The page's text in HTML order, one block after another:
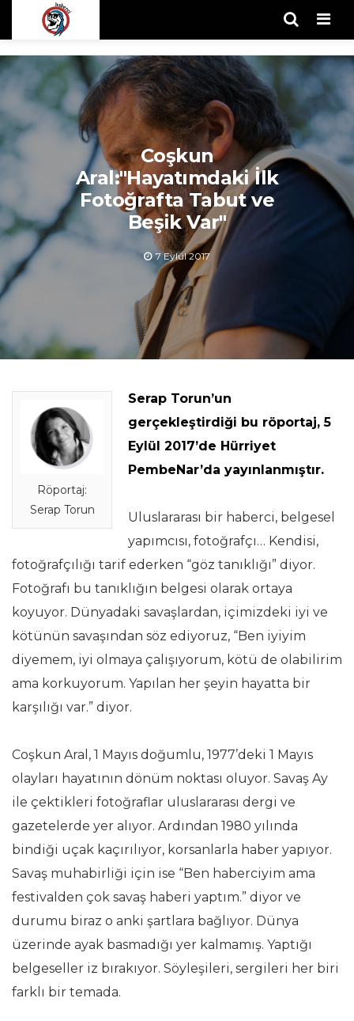
Coşkun
Aral:"Hayatımdaki İlk
Fotoğrafta Tabut ve
Beşik Var"
7 Eylül 2017
Röportaj:
Serap Torun
Serap Torun’un
gerçekleştirdiği bu röportaj, 5
Eylül 2017’de Hürriyet
PembeNar’da yayınlanmıştır.
Uluslararası bir haberci, belgesel
yapımcısı, fotoğrafçı… Kendisi,
fotoğrafçılığı tarif ederken “göz tanıklığı” diyor.
Fotoğrafı bu tanıklığın belgesi olarak ortaya
koyuyor. Dünyadaki savaşlardan, içimizdeki iyi ve
kötünün savaşından söz ediyoruz, “Ben iyiyim
diyemem, iyi olmaya çalışıyorum, kötü de olabilirim
ama korkuyorum. Yapılan her şeyin hayatta bir
karşılığı var.” diyor.
Coşkun Aral, 1 Mayıs doğumlu, 1977’deki 1 Mayıs
olayları hayatının dönüm noktası oluyor. Savaş Ay
ile çektikleri fotoğraflar uluslararası dergi ve
gazetelerde yer alıyor. Ardından 1980 yılında
bindiği uçak kaçırılıyor, korsanlarla haber yapıyor.
Savaş muhabirliği için ise “Ben haberciyim ama
festivalden çok savaş haberi yaptım.” diyor ve
durumu biraz o anki şartlara bağlıyor. Dünya
üzerinde ayak basmadığı yer kalmamış. Yaptığı
belgeseller iz bırakıyor. Söyleşileri, sergileri her biri
farklı bir temada.